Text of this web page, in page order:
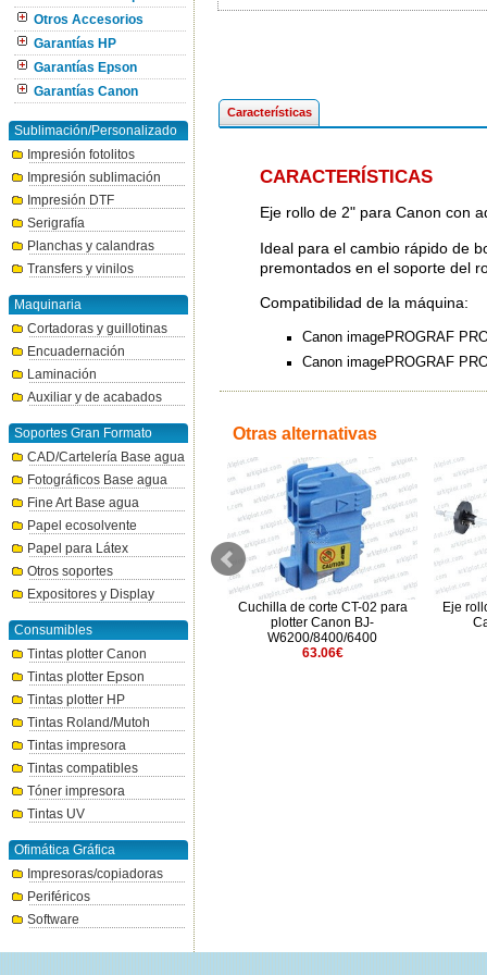
Otros Accesorios
Garantías HP
Garantías Epson
Garantías Canon
Sublimación/Personalizado
Impresión fotolitos
Impresión sublimación
Impresión DTF
Serigrafía
Planchas y calandras
Transfers y vinilos
Maquinaria
Cortadoras y guillotinas
Encuadernación
Laminación
Auxiliar y de acabados
Soportes Gran Formato
CAD/Cartelería Base agua
Fotográficos Base agua
Fine Art Base agua
Papel ecosolvente
Papel para Látex
Otros soportes
Expositores y Display
Consumibles
Tintas plotter Canon
Tintas plotter Epson
Tintas plotter HP
Tintas Roland/Mutoh
Tintas impresora
Tintas compatibles
Tóner impresora
Tintas UV
Ofimática Gráfica
Impresoras/copiadoras
Periféricos
Software
Características
CARACTERÍSTICAS
Eje rollo de 2" para Canon con
Ideal para el cambio rápido de
premontados en el soporte del
Compatibilidad de la máquina:
Canon imagePROGRAF
Canon imagePROGRAF
Otras alternativas
Eje rollo de 2/3" RH2-11 para
Canon IPF510/LP17
66.89€
Cuchilla de corte CT-02 para
plotter Canon BJ-
W6200/8400/6400
63.06€
Eje